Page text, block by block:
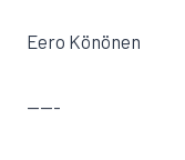
Eero Könönen
——-